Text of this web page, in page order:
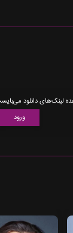
لینک‌های دانلود
ورود